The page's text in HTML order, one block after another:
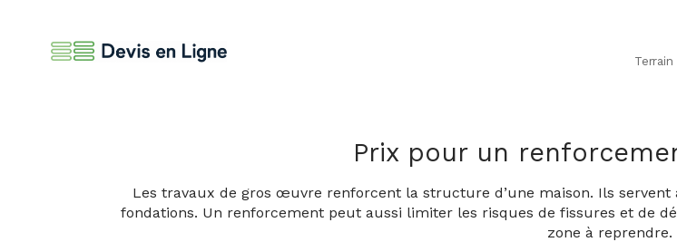
Terrain
Prix pour un
Les travaux de gros œuvre renforcent la structure d’une maison. Ils
fondations. Un renforcement peut aussi limiter les risques de fissures et de
zone à reprendre.